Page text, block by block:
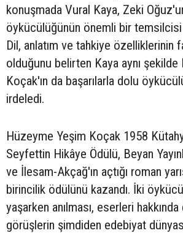
konuşmada Vural Kaya, Zeki
öykücülüğünün önemli bir
Dil, anlatım ve tahkiye özelliklerinin
olduğunu belirten Kaya aynı
Koçak'ın da başarılarla dolu
irdeledi.
Hüzeyme Yeşim Koçak 1958
Seyfettin Hikâye Ödülü, Beyan
ve İlesam-Akçağ'ın açtığı roman
birincilik ödülünü kazandı. İki
yaşarken anılması, eserleri
görüşlerin şimdiden edebiyat